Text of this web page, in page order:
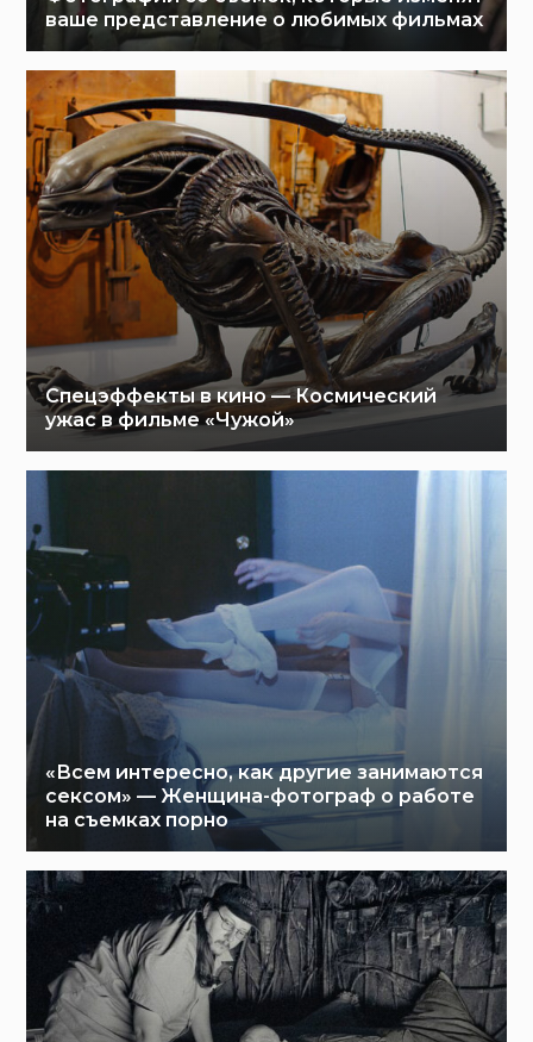
ваше представление о любимых фильмах
Спецэффекты в кино — Космический
ужас в фильме «Чужой»
«Всем интересно, как другие занимаются
сексом» — Женщина-фотограф о работе
на съемках порно